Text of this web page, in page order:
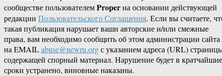
сообществе пользователемProperна основании действующей
редакции Пользовательского Соглашения. Если вы считаете,
такая публикация нарушает ваши авторские и/или смежные
права, вам необходимо сообщить об этом администрации сайта
на EMAILabuse@newru.orgс указанием адреса (URL)
содержащей спорный материал. Нарушение будет в кратчайшие
сроки устранено, виновные наказаны.